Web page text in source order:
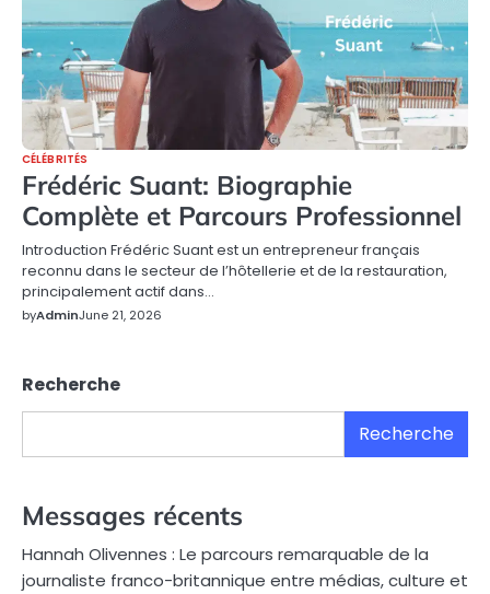
CÉLÉBRITÉS
Frédéric Suant: Biographie
Complète et Parcours Professionnel
Introduction Frédéric Suant est un entrepreneur français
reconnu dans le secteur de l’hôtellerie et de la restauration,
principalement actif dans…
byAdminJune 21, 2026
Recherche
Recherche
Messages récents
Hannah Olivennes : Le parcours remarquable de la
journaliste franco-britannique entre médias, culture et